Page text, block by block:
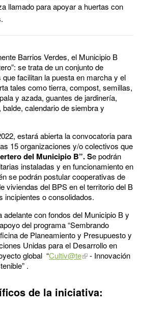
llamado para apoyar a huertas con
Barrios Verdes, el Municipio B
se trata de un conjunto de
facilitan la puesta en marcha y el
tales como tierra, compost, semillas,
y azada, guantes de jardinería,
calendario de siembra y
estará abierta la convocatoria para
15 organizaciones y/o colectivos que
del Municipio B”. Se podrán
instaladas y en funcionamiento en
se podrán postular cooperativas de
viviendas del BPS en el territorio del B
incipientes o consolidados.
adelante con fondos del Municipio B y
del programa “Sembrando
de Planeamiento y Presupuesto y
Unidas para el Desarrollo en
global “Cultiv@te
- Innovación
.
de la iniciativa: